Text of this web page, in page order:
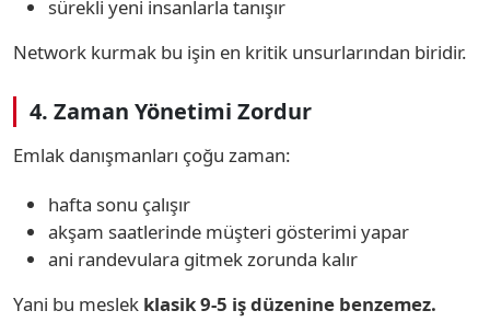
sürekli yeni insanlarla tanışır
Network kurmak bu işin en kritik unsurlarından biridir.
4. Zaman Yönetimi Zordur
Emlak danışmanları çoğu zaman:
hafta sonu çalışır
akşam saatlerinde müşteri gösterimi yapar
ani randevulara gitmek zorunda kalır
Yani bu meslek klasik 9-5 iş düzenine benzemez.